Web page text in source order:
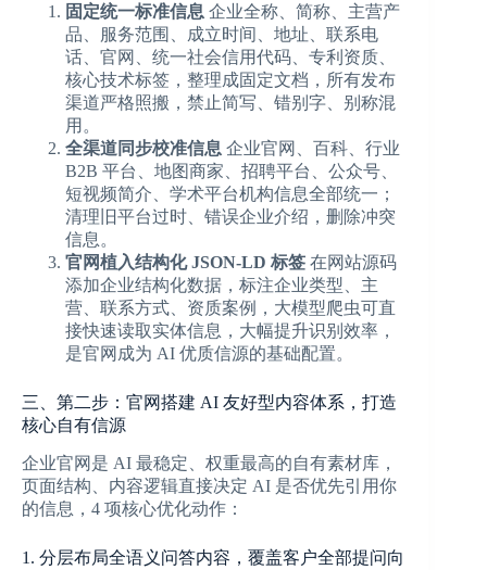
固定统一标准信息 企业全称、简称、主营产
品、服务范围、成立时间、地址、联系电
话、官网、统一社会信用代码、专利资质、
核心技术标签，整理成固定文档，所有发布
渠道严格照搬，禁止简写、错别字、别称混
用。
全渠道同步校准信息 企业官网、百科、行业
B2B 平台、地图商家、招聘平台、公众号、
短视频简介、学术平台机构信息全部统一；
清理旧平台过时、错误企业介绍，删除冲突
信息。
官网植入结构化 JSON-LD 标签 在网站源码
添加企业结构化数据，标注企业类型、主
营、联系方式、资质案例，大模型爬虫可直
接快速读取实体信息，大幅提升识别效率，
是官网成为 AI 优质信源的基础配置。
三、第二步：官网搭建 AI 友好型内容体系，打造
核心自有信源
企业官网是 AI 最稳定、权重最高的自有素材库，
页面结构、内容逻辑直接决定 AI 是否优先引用你
的信息，4 项核心优化动作：
1. 分层布局全语义问答内容，覆盖客户全部提问向